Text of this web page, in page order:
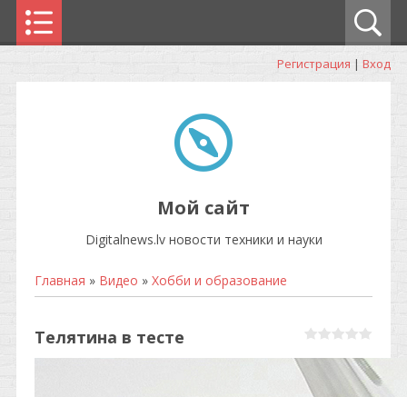
Регистрация | Вход
Мой сайт
Digitalnews.lv новости техники и науки
Главная » Видео » Хобби и образование
Телятина в тесте